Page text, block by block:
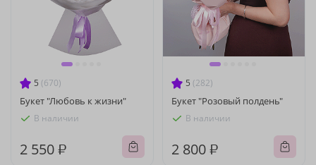
5 (670)
Букет "Любовь к жизни"
В наличии
2 550 ₽
5 (282)
Букет "Розовый полдень"
В наличии
2 800 ₽